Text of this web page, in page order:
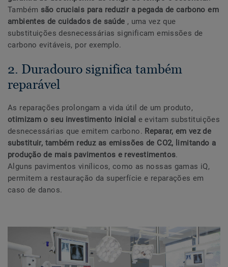
Também são cruciais para reduzir a pegada de carbono em
ambientes de cuidados de saúde , uma vez que
substituições desnecessárias significam emissões de
carbono evitáveis, por exemplo.
2. Duradouro significa também
reparável
As reparações prolongam a vida útil de um produto,
otimizam o seu investimento inicial e evitam substituições
desnecessárias que emitem carbono. Reparar, em vez de
substituir, também reduz as emissões de CO2, limitando a
produção de mais pavimentos e revestimentos.
Alguns pavimentos vinílicos, como as nossas gamas iQ,
permitem a restauração da superfície e reparações em
caso de danos.